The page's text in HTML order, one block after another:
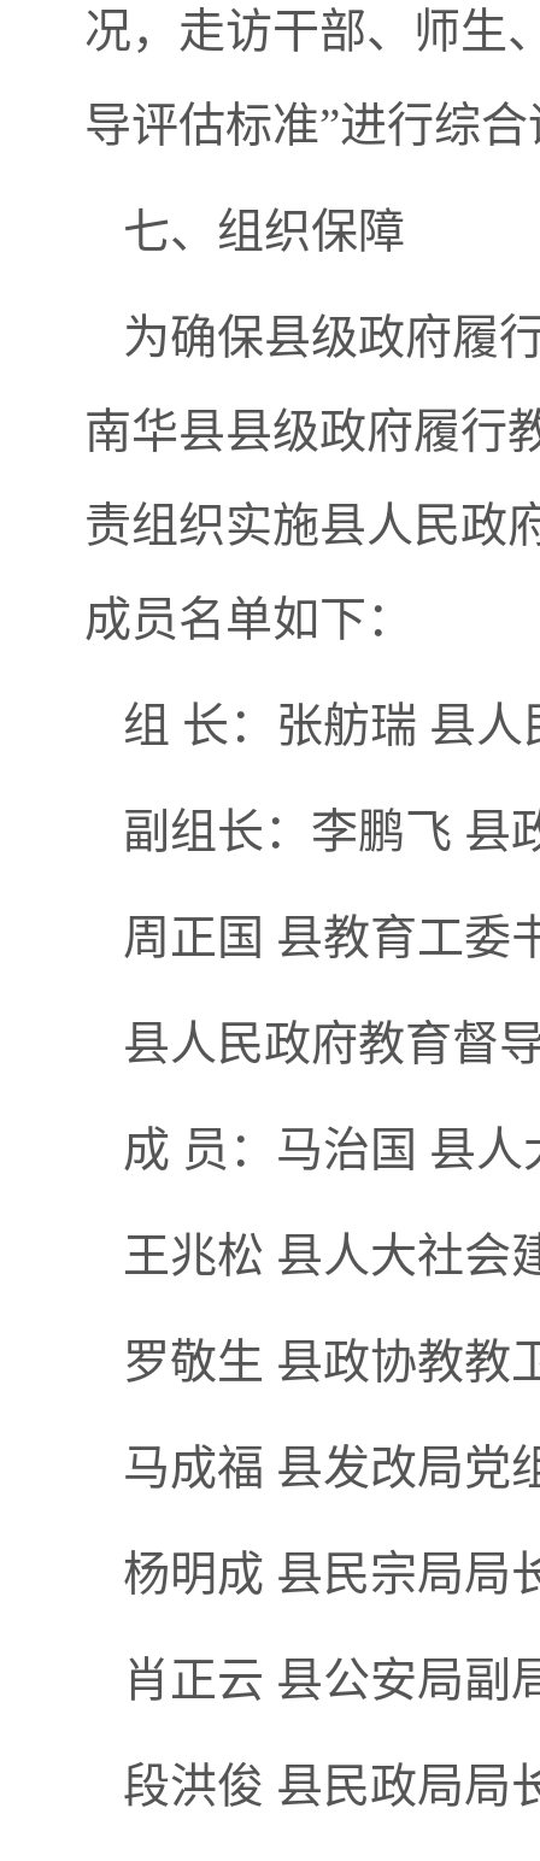
况，走访干部、师生
导评估标准”进行综
七、组织保障
为确保县级政府履
南华县县级政府履行
责组织实施县人民政
成员名单如下：
组 长：张舫瑞 县
副组长：李鹏飞 县
周正国 县教育工委
县人民政府教育督
成 员：马治国 县
王兆松 县人大社会
罗敬生 县政协教教
马成福 县发改局党
杨明成 县民宗局局
肖正云 县公安局副
段洪俊 县民政局局